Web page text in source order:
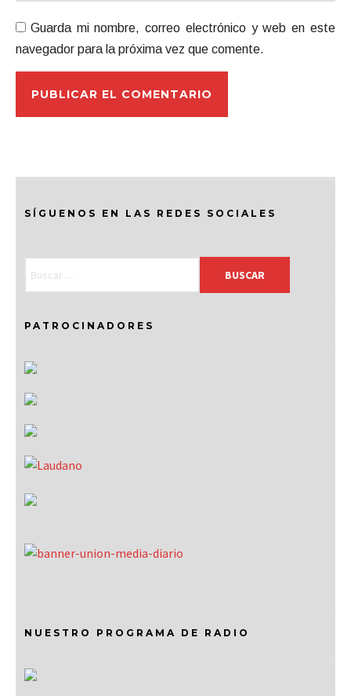
Guarda mi nombre, correo electrónico y web en este
navegador para la próxima vez que comente.
SÍGUENOS EN LAS REDES SOCIALES
PATROCINADORES
NUESTRO PROGRAMA DE RADIO